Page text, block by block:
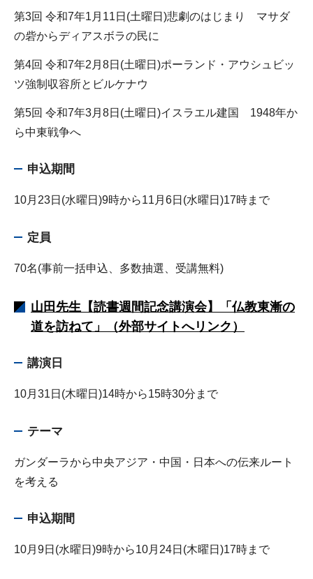
第3回 令和7年1月11日(土曜日)悲劇のはじまり マサダ
の砦からディアスボラの民に
第4回 令和7年2月8日(土曜日)ポーランド・アウシュビッ
ツ強制収容所とビルケナウ
第5回 令和7年3月8日(土曜日)イスラエル建国 1948年か
ら中東戦争へ
申込期間
10月23日(水曜日)9時から11月6日(水曜日)17時まで
定員
70名(事前一括申込、多数抽選、受講無料)
山田先生【読書週間記念講演会】「仏教東漸の
道を訪ねて」（外部サイトへリンク）
講演日
10月31日(木曜日)14時から15時30分まで
テーマ
ガンダーラから中央アジア・中国・日本への伝来ルート
を考える
申込期間
10月9日(水曜日)9時から10月24日(木曜日)17時まで